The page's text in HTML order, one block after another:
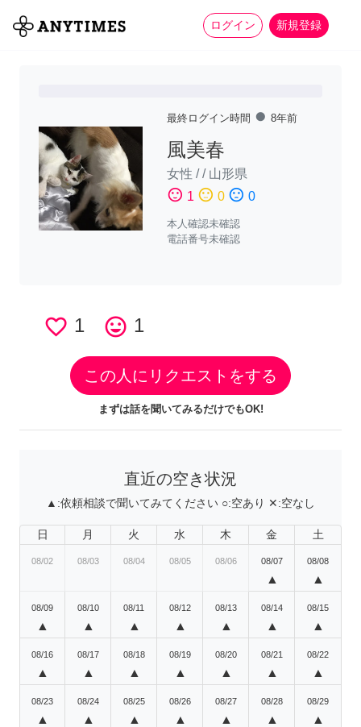
ログイン 新規登録
全て 家事 more_horiz
最終ログイン時間 fiber_manual_record 8年前
風美春
女性 // 山形県
sentiment_satisfied 1 sentiment_neutral 0 sentiment_dissatisfied 0
本人確認未確認
電話番号未確認
favorite_border 1 tag_faces 1
この人にリクエストをする
まずは話を聞いてみるだけでもOK!
直近の空き状況
▲:依頼相談で聞いてみてください ○:空あり ✕:空なし
日 月 火 水 木 金 土
08/02 08/03 08/04 08/05 08/06 08/07
▲
08/08
▲
08/09
▲
08/10
▲
08/11
▲
08/12
▲
08/13
▲
08/14
▲
08/15
▲
08/16
▲
08/17
▲
08/18
▲
08/19
▲
08/20
▲
08/21
▲
08/22
▲
08/23
▲
08/24
▲
08/25
▲
08/26
▲
08/27
▲
08/28
▲
08/29
▲